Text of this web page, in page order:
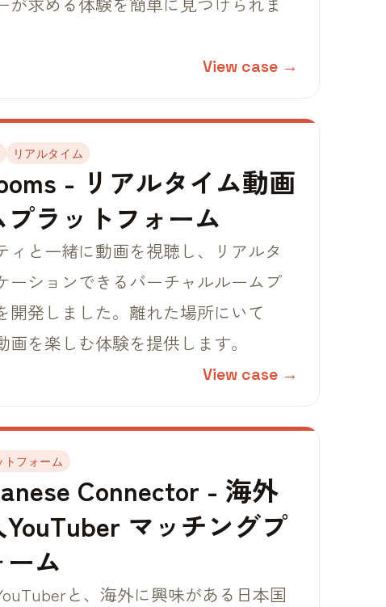
View case →
リアルタイム
- リアルタイム動画
ラットフォーム
ィと一緒に動画を視聴し、リアルタ
ーションできるバーチャルルームプ
開発しました。離れた場所にいて
画を楽しむ体験を提供します。
View case →
トフォーム
Connector - 海外
マッチングプ
ム
と、海外に興味がある日本国